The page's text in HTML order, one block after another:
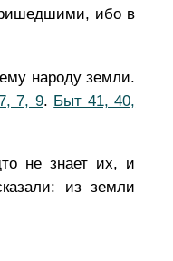
ибо в
народу земли.
7, 9. Быт 41, 40,
не знает их, и
из земли